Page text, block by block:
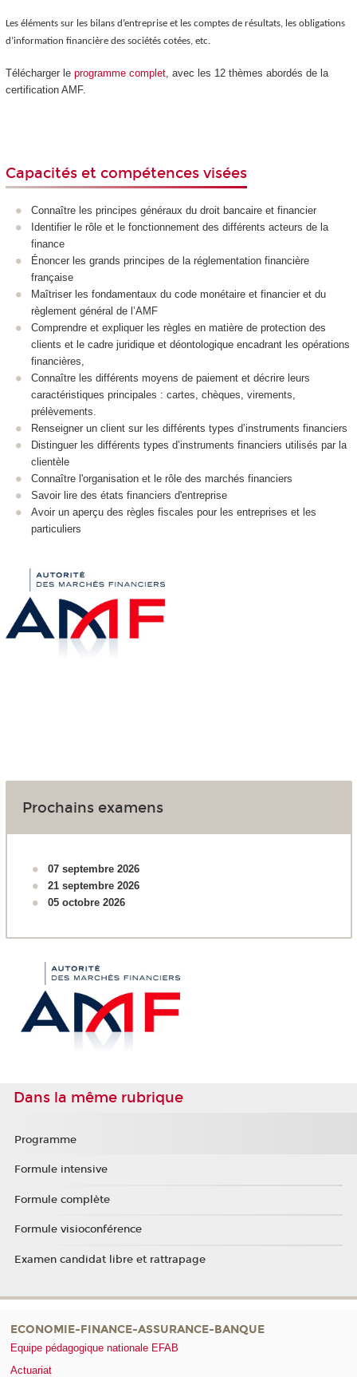
Les éléments sur les bilans d’entreprise et les comptes de résultats, les obligations
d’information financière des sociétés cotées, etc.
Télécharger le programme complet, avec les 12 thèmes abordés de la
certification AMF.
Capacités et compétences visées
Connaître les principes généraux du droit bancaire et financier
Identifier le rôle et le fonctionnement des différents acteurs de la
finance
Énoncer les grands principes de la réglementation financière
française
Maîtriser les fondamentaux du code monétaire et financier et du
règlement général de l’AMF
Comprendre et expliquer les règles en matière de protection des
clients et le cadre juridique et déontologique encadrant les opérations
financières,
Connaître les différents moyens de paiement et décrire leurs
caractéristiques principales : cartes, chèques, virements,
prélèvements.
Renseigner un client sur les différents types d’instruments financiers
Distinguer les différents types d’instruments financiers utilisés par la
clientèle
Connaître l'organisation et le rôle des marchés financiers
Savoir lire des états financiers d'entreprise
Avoir un aperçu des règles fiscales pour les entreprises et les
particuliers
Prochains examens
07 septembre 2026
21 septembre 2026
05 octobre 2026
Dans la même rubrique
Programme
Formule intensive
Formule complète
Formule visioconférence
Examen candidat libre et rattrapage
ECONOMIE-FINANCE-ASSURANCE-BANQUE
Equipe pédagogique nationale EFAB
Actuariat